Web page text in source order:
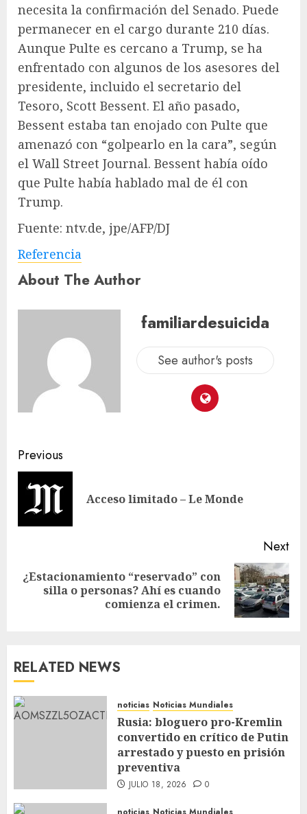
necesita la confirmación del Senado. Puede
permanecer en el cargo durante 210 días.
Aunque Pulte es cercano a Trump, se ha
enfrentado con algunos de los asesores del
presidente, incluido el secretario del
Tesoro, Scott Bessent. El año pasado,
Bessent estaba tan enojado con Pulte que
amenazó con “golpearlo en la cara”, según
el Wall Street Journal. Bessent había oído
que Pulte había hablado mal de él con
Trump.
Fuente: ntv.de, jpe/AFP/DJ
Referencia
About The Author
familiardesuicida
See author's posts
Previous
Acceso limitado – Le Monde
Next
¿Estacionamiento “reservado” con
silla o personas? Ahí es cuando
comienza el crimen.
RELATED NEWS
noticias Noticias Mundiales
Rusia: bloguero pro-Kremlin
convertido en crítico de Putin
arrestado y puesto en prisión
preventiva
JULIO 18, 2026 0